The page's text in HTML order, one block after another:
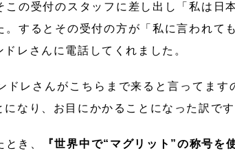
この受付のスタッフに差し出し「私は日
するとその受付の方が「私に言われて
レさんに電話してくれました。
ドレさんがこちらまで来ると言ってます
なり、お目にかかることになった訳です
き、
『世界中で“マグリット”の称号を